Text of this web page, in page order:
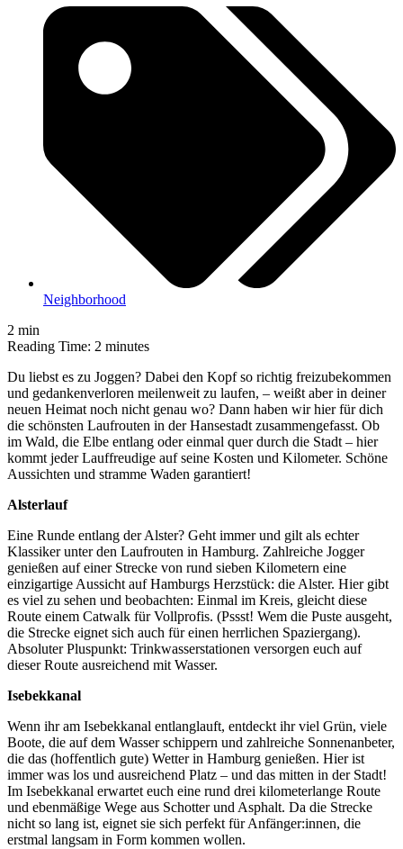
Neighborhood
2 min
Reading Time: 2 minutes
Du liebst es zu Joggen? Dabei den Kopf so richtig freizubekommen
und gedankenverloren meilenweit zu laufen, – weißt aber in deiner
neuen Heimat noch nicht genau wo? Dann haben wir hier für dich
die schönsten Laufrouten in der Hansestadt zusammengefasst. Ob
im Wald, die Elbe entlang oder einmal quer durch die Stadt – hier
kommt jeder Lauffreudige auf seine Kosten und Kilometer. Schöne
Aussichten und stramme Waden garantiert!
Alsterlauf
Eine Runde entlang der Alster? Geht immer und gilt als echter
Klassiker unter den Laufrouten in Hamburg. Zahlreiche Jogger
genießen auf einer Strecke von rund sieben Kilometern eine
einzigartige Aussicht auf Hamburgs Herzstück: die Alster. Hier gibt
es viel zu sehen und beobachten: Einmal im Kreis, gleicht diese
Route einem Catwalk für Vollprofis. (Pssst! Wem die Puste ausgeht,
die Strecke eignet sich auch für einen herrlichen Spaziergang).
Absoluter Pluspunkt: Trinkwasserstationen versorgen euch auf
dieser Route ausreichend mit Wasser.
Isebekkanal
Wenn ihr am Isebekkanal entlanglauft, entdeckt ihr viel Grün, viele
Boote, die auf dem Wasser schippern und zahlreiche Sonnenanbeter,
die das (hoffentlich gute) Wetter in Hamburg genießen. Hier ist
immer was los und ausreichend Platz – und das mitten in der Stadt!
Im Isebekkanal erwartet euch eine rund drei kilometerlange Route
und ebenmäßige Wege aus Schotter und Asphalt. Da die Strecke
nicht so lang ist, eignet sie sich perfekt für Anfänger:innen, die
erstmal langsam in Form kommen wollen.